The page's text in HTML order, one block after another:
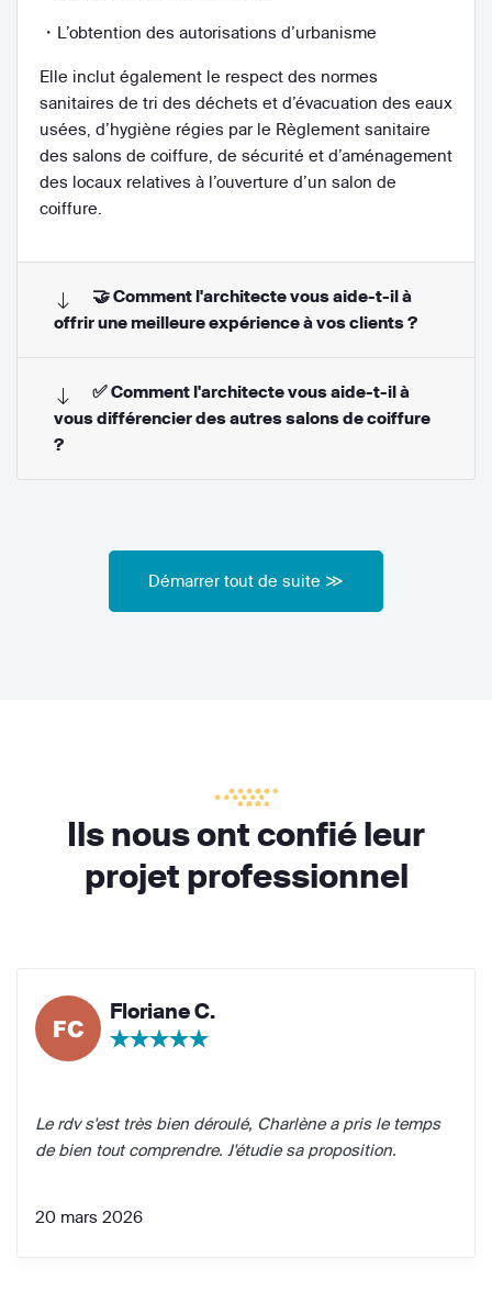
・L’obtention des autorisations d’urbanisme
Elle inclut également le respect des normes
sanitaires de tri des déchets et d’évacuation des eaux
usées, d’hygiène régies par le Règlement sanitaire
des salons de coiffure, de sécurité et d’aménagement
des locaux relatives à l’ouverture d’un salon de
coiffure.
🤝 Comment l'architecte vous aide-t-il à
offrir une meilleure expérience à vos clients ?
✅ Comment l'architecte vous aide-t-il à
vous différencier des autres salons de coiffure
?
Démarrer tout de suite ≫
Ils nous ont confié leur
projet professionnel
Floriane C.
Le rdv s'est très bien déroulé, Charlène a pris le temps
de bien tout comprendre. J'étudie sa proposition.
20 mars 2026